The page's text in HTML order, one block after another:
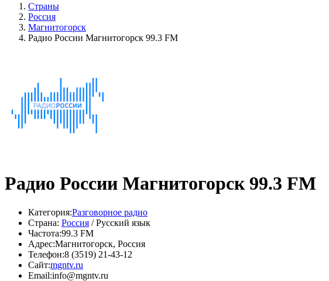
Страны
Россия
Магнитогорск
Радио России Магнитогорск 99.3 FM
Радио России Магнитогорск 99.3 FM
Категория:Разговорное радио
Страна: Россия / Русский язык
Частота:99.3 FM
Адрес:Магнитогорск, Россия
Телефон:8 (3519) 21-43-12
Сайт:mgntv.ru
Email:info@mgntv.ru